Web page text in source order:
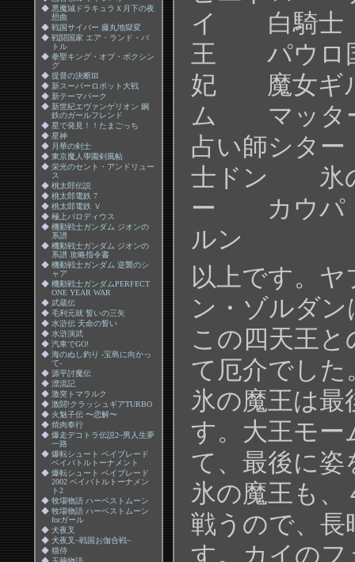
◆ 悪魔城ドラキュラＸ月下の夜
想曲
◆ 戦国サイバー 藤丸地獄変
◆ 戦闘国家 エア・ランド・バ
トル
◆ 拳聖キング・オブ・ボクシン
グ
◆ 提督の決断III
◆ 新スーパーロボット大戦
◆ 新テーマパーク
◆ 新世紀エヴァンゲリオン 鋼
鉄のガールフレンド
◆ 星で発見！！たまごっち
◆ 星神
◆ 月華の剣士
◆ 東京魔人學園剣風帖
◆ 栄光のセント・アンドリュー
ス
◆ 桃太郎伝説
◆ 桃太郎電鉄 7
◆ 桃太郎電鉄 Ｖ
◆ 極上パロディウス
◆ 機動戦士ガンダム ジオンの
系譜
◆ 機動戦士ガンダム ジオンの
系譜 攻略指令書
◆ 機動戦士ガンダム 逆襲のシ
ャア
◆ 機動戦士ガンダムPERFECT
ONE YEAR WAR
◆ 武蔵伝
◆ 毛利元就 誓いの三矢
◆ 水滸伝 天命の誓い
◆ 水滸演武
◆ 汽車でGO!
◆ 海のぬし釣り -宝島に向かっ
て-
◆ 源平討魔伝
◆ 漂流記
◆ 激突トマラルク
◆ 激闘!クラッシュギアTURBO
◆ 火魅子伝 〜恋解〜
◆ 焼肉奉行
◆ 爆走デコトラ伝説2~男人生夢
一路
◆ 爆転シュート ベイブレード
ベイバトルトーナメント
◆ 爆転シュート ベイブレード
2002 ベイバトルトーナメン
ト2
◆ 牧場物語 ハーベストムーン
◆ 牧場物語 ハーベストムーン
forガール
◆ 犬夜叉
◆ 犬夜叉~戦国お伽合戦~
◆ 猫侍
イ 白騎士
王 パウロ
妃 魔女ギ
ム マッ
占い師シ
士ドン 氷
ー カウ
ルン
以上です。
ン・ゾルダ
この四天王
て厄介でした
氷の魔王は
す。大王モー
て、最後に姿
氷の魔王も
戦うので、長
す。カイの